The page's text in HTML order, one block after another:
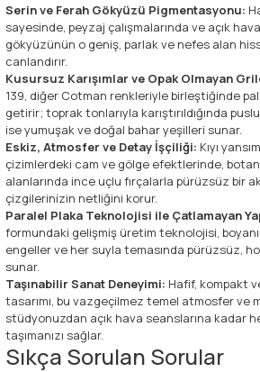
Serin ve Ferah Gökyüzü Pigmentasyonu:
sayesinde, peyzaj çalışmalarında ve açık
gökyüzünün o geniş, parlak ve nefes alan
canlandırır.
Kusursuz Karışımlar ve Opak Olmayan
139, diğer Cotman renkleriyle birleştiğinde
getirir; toprak tonlarıyla karıştırıldığında
ise yumuşak ve doğal bahar yeşilleri sunar.
Eskiz, Atmosfer ve Detay İşçiliği: Kıyı
çizimlerdeki cam ve gölge efektlerinde,
alanlarında ince uçlu fırçalarla pürüzsüz bir
çizgilerinizin netliğini korur.
Paralel Plaka Teknolojisi ile Çatlamayan
formundaki gelişmiş üretim teknolojisi,
engeller ve her suyla temasında pürüzsüz,
sunar.
Taşınabilir Sanat Deneyimi: Hafif, kompakt
tasarımı, bu vazgeçilmez temel atmosfer ve
stüdyonuzdan açık hava seanslarına kadar
taşımanızı sağlar.
Sıkça Sorulan Sorular